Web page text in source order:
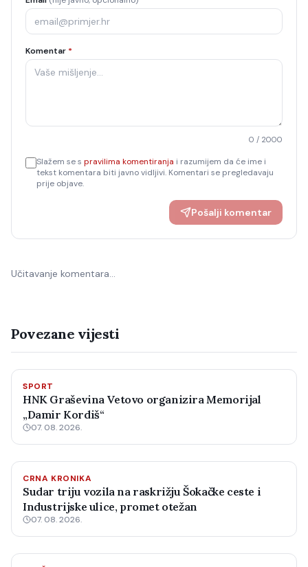
Komentar *
0 / 2000
Slažem se s pravilima komentiranja i razumijem da će ime i
tekst komentara biti javno vidljivi. Komentari se pregledavaju
prije objave.
Pošalji komentar
Učitavanje komentara…
Povezane vijesti
SPORT
HNK Graševina Vetovo organizira Memorijal
„Damir Kordiš“
07. 08. 2026.
CRNA KRONIKA
Sudar triju vozila na raskrižju Šokačke ceste i
Industrijske ulice, promet otežan
07. 08. 2026.